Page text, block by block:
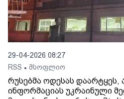
29-04-2026 08:27
RSS • მსოფლიო
რუსებმა ოდესას დაარტყეს,
ინფორმაციას უკრაინული